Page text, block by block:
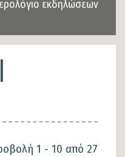
εκδηλώσεων
1 - 10 από 27